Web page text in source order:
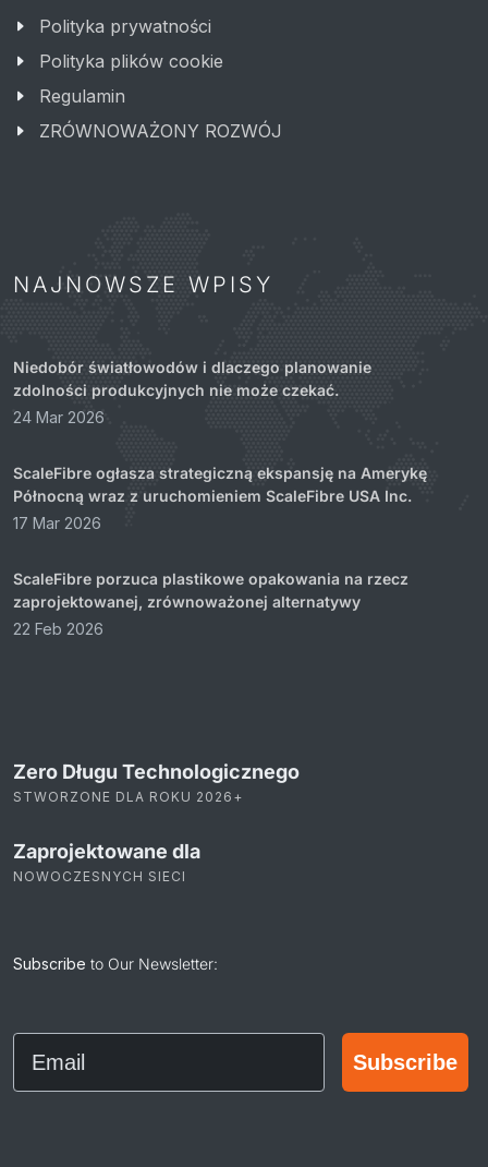
Polityka prywatności
Polityka plików cookie
Regulamin
ZRÓWNOWAŻONY ROZWÓJ
NAJNOWSZE WPISY
Niedobór światłowodów i dlaczego planowanie
zdolności produkcyjnych nie może czekać.
24 Mar 2026
ScaleFibre ogłasza strategiczną ekspansję na Amerykę
Północną wraz z uruchomieniem ScaleFibre USA Inc.
17 Mar 2026
ScaleFibre porzuca plastikowe opakowania na rzecz
zaprojektowanej, zrównoważonej alternatywy
22 Feb 2026
Zero Długu Technologicznego
STWORZONE DLA ROKU 2026+
Zaprojektowane dla
NOWOCZESNYCH SIECI
Subscribe to Our Newsletter:
Email
Subscribe